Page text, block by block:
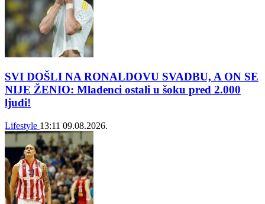
SVI DOŠLI NA RONALDOVU SVADBU, A ON SE
NIJE ŽENIO: Mladenci ostali u šoku pred 2.000
ljudi!
Lifestyle 13:11 09.08.2026.